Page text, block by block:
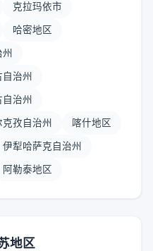
克拉玛依市
哈密地区
治州
治州
孜自治州 喀什地区
伊犁哈萨克自治州
阿勒泰地区
地区